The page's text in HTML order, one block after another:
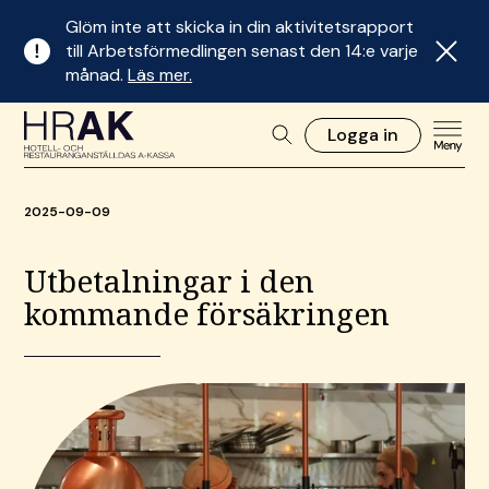
Glöm inte att skicka in din aktivitetsrapport
till Arbetsförmedlingen senast den 14:e varje
månad.Läs mer.
Logga in
2025-09-09
Utbetalningar i den
kommande försäkringen